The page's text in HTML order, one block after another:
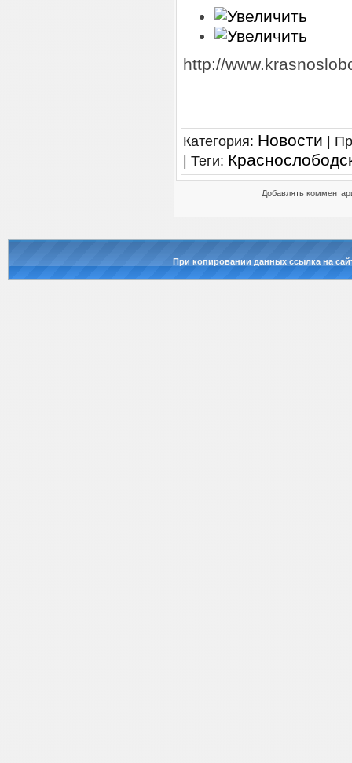
http://
Категория: Новости
Теги:
Добавлять
При копировании данных ссылка на